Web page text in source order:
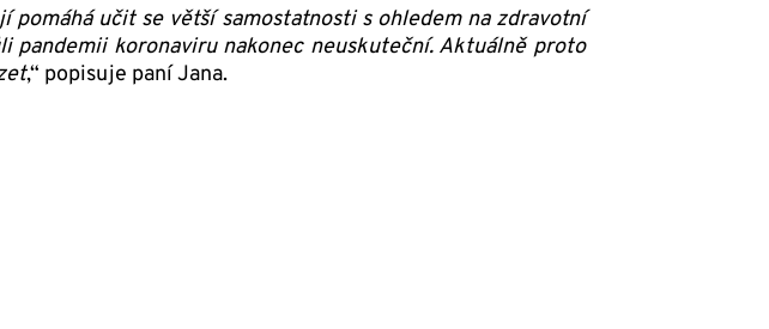
pomáhá učit se větší samostatnosti s ohledem na zdravotní
koronaviru nakonec neuskuteční. Aktuálně proto
,“ popisuje paní Jana.